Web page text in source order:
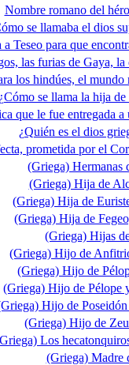
Nombre romano del
se llamaba el dios
Teseo para que
las furias de Gaya,
los hindúes, el mundo
¿Cómo se llama la hija
que le fue entregada
¿Quién es el dios
prometida por el
(Griega) Hermanas
(Griega) Hija de
(Griega) Hija de
(Griega) Hija de
(Griega) Hijas
(Griega) Hijo de
(Griega) Hijo de
(Griega) Hijo de Pélope
Hijo de
(Griega) Hijo de
Los
(Griega) Madre